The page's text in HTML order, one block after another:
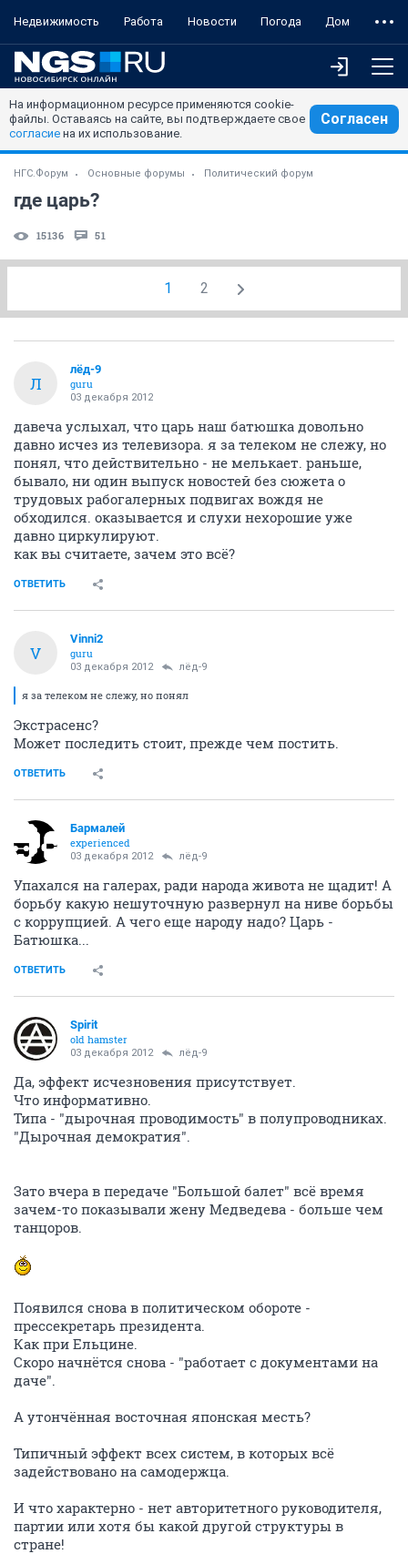
Недвижимость Работа Новости Погода Дом
На информационном ресурсе применяются cookie-
файлы. Оставаясь на сайте, вы подтверждаете свое
согласие на их использование.
Согласен
НГС.Форум Основные форумы Политический форум
где царь?
15136 51
1 2
Л
лёд-9
guru
03 декабря 2012
давеча услыхал, что царь наш батюшка довольно
давно исчез из телевизора. я за телеком не слежу, но
понял, что действительно - не мелькает. раньше,
бывало, ни один выпуск новостей без сюжета о
трудовых рабогалерных подвигах вождя не
обходился. оказывается и слухи нехорошие уже
давно циркулируют.
как вы считаете, зачем это всё?
ОТВЕТИТЬ
V
Vinni2
guru
03 декабря 2012 лёд-9
я за телеком не слежу, но понял
Экстрасенс?
Может последить стоит, прежде чем постить.
ОТВЕТИТЬ
Бaрмaлей
experienced
03 декабря 2012 лёд-9
Упахался на галерах, ради народа живота не щадит! А
борьбу какую нешуточную развернул на ниве борьбы
с коррупцией. А чего еще народу надо? Царь -
Батюшка...
ОТВЕТИТЬ
Spirit
old hamster
03 декабря 2012 лёд-9
Да, эффект исчезновения присутствует.
Что информативно.
Типа - "дырочная проводимость" в полупроводниках.
"Дырочная демократия".
Зато вчера в передаче "Большой балет" всё время
зачем-то показывали жену Медведева - больше чем
танцоров.
Появился снова в политическом обороте -
прессекретарь президента.
Как при Ельцине.
Скоро начнётся снова - "работает с документами на
даче".
А утончённая восточная японская месть?
Типичный эффект всех систем, в которых всё
задействовано на самодержца.
И что характерно - нет авторитетного руководителя,
партии или хотя бы какой другой структуры в
стране!